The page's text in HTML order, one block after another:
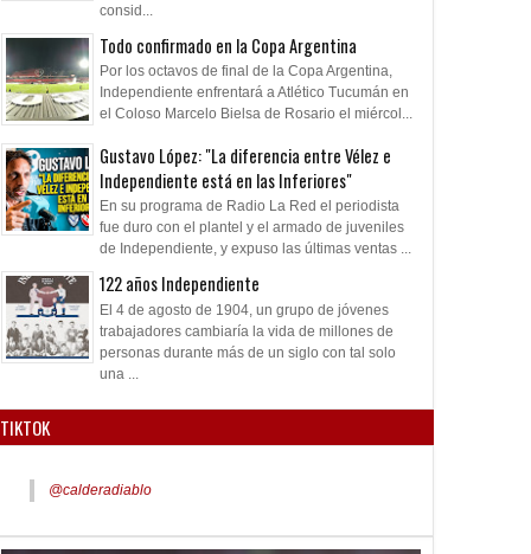
consid...
Todo confirmado en la Copa Argentina
Por los octavos de final de la Copa Argentina,
Independiente enfrentará a Atlético Tucumán en
el Coloso Marcelo Bielsa de Rosario el miércol...
Gustavo López: "La diferencia entre Vélez e
Independiente está en las Inferiores"
En su programa de Radio La Red el periodista
fue duro con el plantel y el armado de juveniles
de Independiente, y expuso las últimas ventas ...
122 años Independiente
El 4 de agosto de 1904, un grupo de jóvenes
trabajadores cambiaría la vida de millones de
personas durante más de un siglo con tal solo
una ...
TIKTOK
@calderadiablo